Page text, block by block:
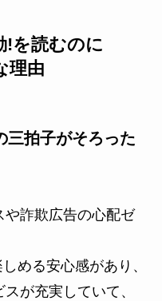
!を読むのに
理由
拍子がそろった
詐欺広告の心配ゼ
める安心感があり、
が充実していて、